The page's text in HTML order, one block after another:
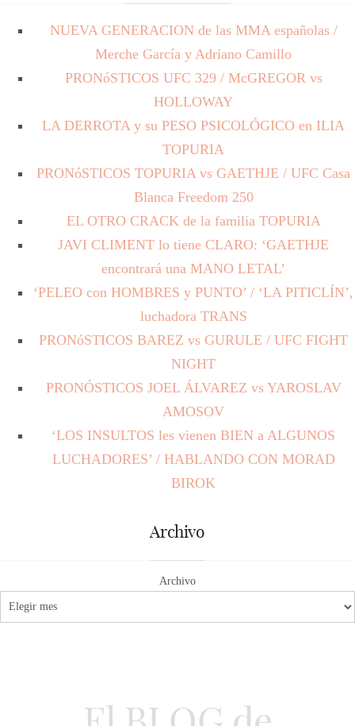
NUEVA GENERACION de las MMA españolas /
Merche García y Adriano Camillo
PRONóSTICOS UFC 329 / McGREGOR vs
HOLLOWAY
LA DERROTA y su PESO PSICOLÓGICO en ILIA
TOPURIA
PRONóSTICOS TOPURIA vs GAETHJE / UFC Casa
Blanca Freedom 250
EL OTRO CRACK de la familia TOPURIA
JAVI CLIMENT lo tiene CLARO: ‘GAETHJE
encontrará una MANO LETAL’
‘PELEO con HOMBRES y PUNTO’ / ‘LA PITICLÍN’,
luchadora TRANS
PRONóSTICOS BAREZ vs GURULE / UFC FIGHT
NIGHT
PRONÓSTICOS JOEL ÁLVAREZ vs YAROSLAV
AMOSOV
‘LOS INSULTOS les vienen BIEN a ALGUNOS
LUCHADORES’ / HABLANDO CON MORAD
BIROK
Archivo
Archivo